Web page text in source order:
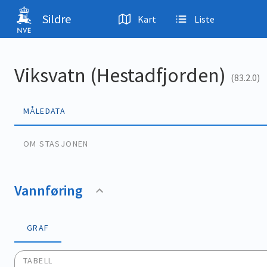
Hopp til hovedinnhold
Sildre Kart Liste
Viksvatn (Hestadfjorden) (83.2.0)
MÅLEDATA
OM STASJONEN
Vannføring
GRAF
TABELL